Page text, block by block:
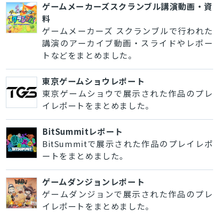
ゲームメーカーズスクランブル講演動画・資
料
ゲームメーカーズ スクランブルで行われた
講演のアーカイブ動画・スライドやレポー
トなどをまとめました。
東京ゲームショウレポート
東京ゲームショウで展示された作品のプレ
イレポートをまとめました。
BitSummitレポート
BitSummitで展示された作品のプレイレポ
ートをまとめました。
ゲームダンジョンレポート
ゲームダンジョンで展示された作品のプレ
イレポートをまとめました。